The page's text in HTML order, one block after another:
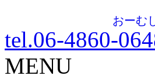
tel.06-4860-
おーむ
MENU